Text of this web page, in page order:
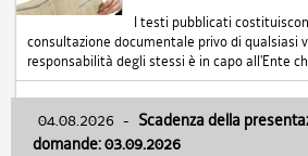
I testi pubblicati
consultazione documentale privo di qualsiasi
responsabilità degli stessi è in capo all'Ente
04.08.2026 - Scadenza della
domande: 03.09.2026